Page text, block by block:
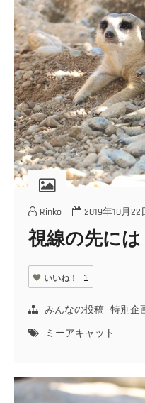
Rinko 2019年10月22
視線の先には
いいね！ 1
みんなの投稿 特別企
ミーアキャット